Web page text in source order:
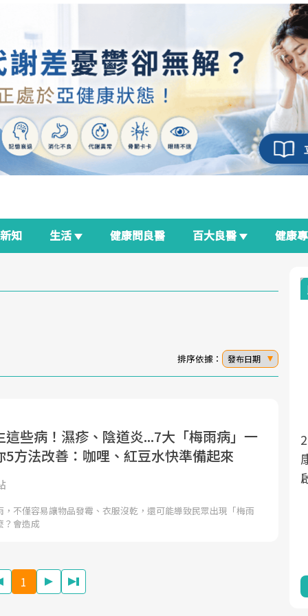
新知 生活 健康問良醫 百大良醫 健康
排序依據： 發布日期
這些病！濕疹、陰道炎...7大「梅雨病」一
5方法改善：咖哩、紅豆水快準備起來
，不僅容易讓物品發霉、衣服沒乾，還可能導致民眾出現「梅雨
？會造成
1
面對超高齡社會的浪潮，台灣正在快速邁
向「健康照護」的新時代。隨著國家政策
心議題。然而，健檢不只是醫療院所的服
良醫生活祭
2025年，就到良醫生活祭體驗「一站式健
康新生活」，從講座、體驗到運動，全面